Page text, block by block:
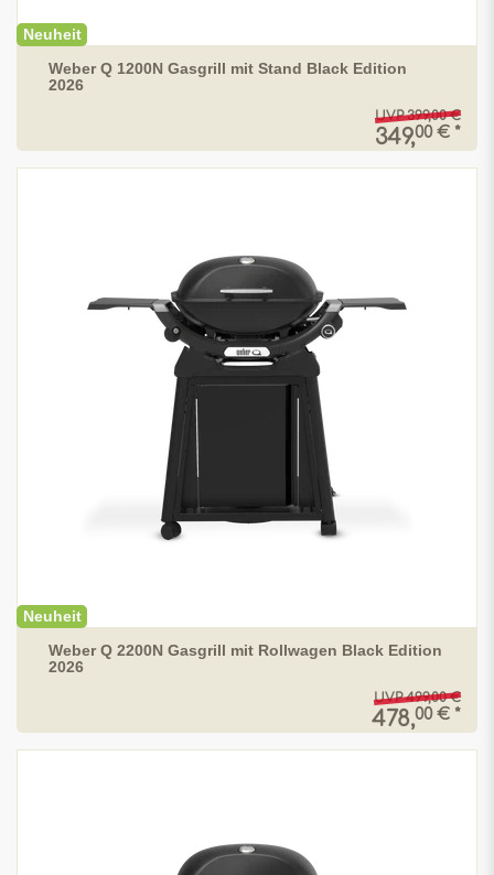
Neuheit
Weber Q 1200N Gasgrill mit Stand Black Edition
2026
UVP 399,00 €
349,00 € *
Neuheit
Weber Q 2200N Gasgrill mit Rollwagen Black Edition
2026
UVP 499,00 €
478,00 € *